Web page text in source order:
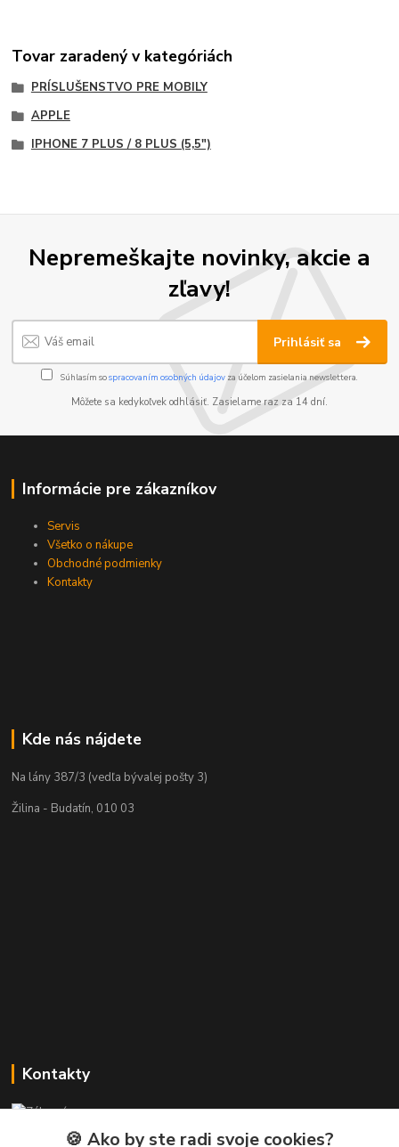
Tovar zaradený v kategóriách
PRÍSLUŠENSTVO PRE MOBILY
APPLE
IPHONE 7 PLUS / 8 PLUS (5,5")
Nepremeškajte novinky, akcie a
zľavy!
Prihlásiť sa
Súhlasím sospracovaním osobných údajov za účelom zasielania newslettera.
Môžete sa kedykoľvek odhlásiť. Zasielame raz za 14 dní.
Informácie pre zákazníkov
Servis
Všetko o nákupe
Obchodné podmienky
Kontakty
Kde nás nájdete
Na lány 387/3 (vedľa bývalej pošty 3)
Žilina - Budatín, 010 03
Kontakty
+421 911 010 560
🍪 Ako by ste radi svoje cookies?